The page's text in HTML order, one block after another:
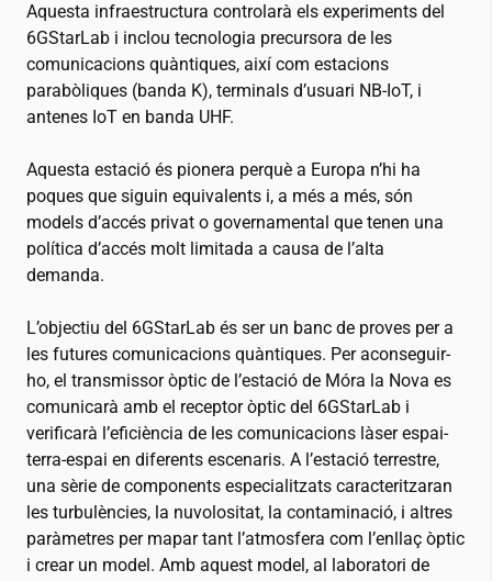
Aquesta infraestructura controlarà els experiments del
6GStarLab i inclou tecnologia precursora de les
comunicacions quàntiques, així com estacions
parabòliques (banda K), terminals d’usuari NB-IoT, i
antenes IoT en banda UHF.
Aquesta estació és pionera perquè a Europa n’hi ha
poques que siguin equivalents i, a més a més, són
models d’accés privat o governamental que tenen una
política d’accés molt limitada a causa de l’alta
demanda.
L’objectiu del 6GStarLab és ser un banc de proves per a
les futures comunicacions quàntiques. Per aconseguir-
ho, el transmissor òptic de l’estació de Móra la Nova es
comunicarà amb el receptor òptic del 6GStarLab i
verificarà l’eficiència de les comunicacions làser espai-
terra-espai en diferents escenaris. A l’estació terrestre,
una sèrie de components especialitzats caracteritzaran
les turbulències, la nuvolositat, la contaminació, i altres
paràmetres per mapar tant l’atmosfera com l’enllaç òptic
i crear un model. Amb aquest model, al laboratori de